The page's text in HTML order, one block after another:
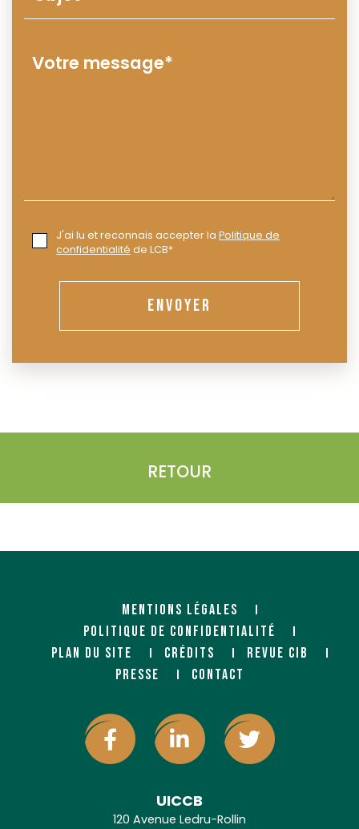
J'ai lu et reconnais accepter la Politique de
confidentialité de LCB*
ENVOYER
RETOUR
MENTIONS LÉGALES
POLITIQUE DE CONFIDENTIALITÉ
PLAN DU SITE
CRÉDITS
REVUE CIB
PRESSE
CONTACT
UICCB
120 Avenue Ledru-Rollin